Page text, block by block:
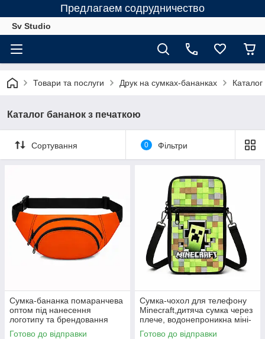
Предлагаем содрудничество
Sv Studio
Товари та послуги Друк на сумках-бананках
Каталог бананок з печаткою
Сортування 0 Фільтри
Сумка-бананка помаранчева
оптом під нанесення
логотипу та брендовання
(5134)
Готово до відправки
Сумка-чохол для телефону
Minecraft,дитяча сумка через
плече, водонепроникна міні-
сумка (4735)
Готово до відправки